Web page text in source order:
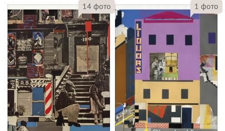
14 фото 1 фото